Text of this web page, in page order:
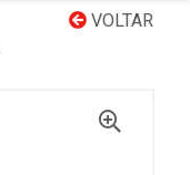
VOLTAR